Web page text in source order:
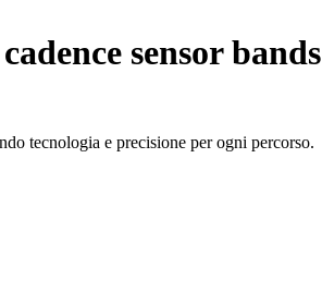
sensor bands
tecnologia e precisione per ogni percorso.